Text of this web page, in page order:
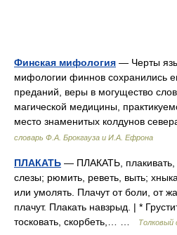
Финская мифология — Черты
мифологии финнов сохранились
преданий, веры в могущество
магической медицины,
место знаменитых колдунов
словарь Ф.А. Брокгауза и И.А. Ефрона
ПЛАКАТЬ — ПЛАКАТЬ, плакивать,
слезы; рюмить, реветь, выть;
или умолять. Плачут от боли, от
плачут. Плакать навзрыд. | *
тосковать, скорбеть,… …
Толковый